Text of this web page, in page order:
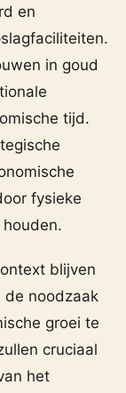
en
in goud
tijd.
fysieke
blijven
de noodzaak
groei te
cruciaal
het